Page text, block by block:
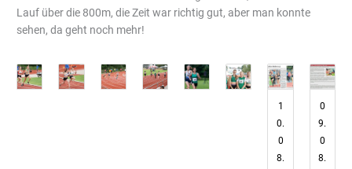
Lauf über die 800m, die Zeit war richtig gut, aber man konnte
sehen, da geht noch mehr!
1
0.
0
8.
0
9.
0
8.